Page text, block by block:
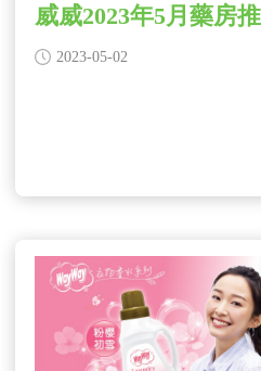
威威2023年5月藥房
2023-05-02